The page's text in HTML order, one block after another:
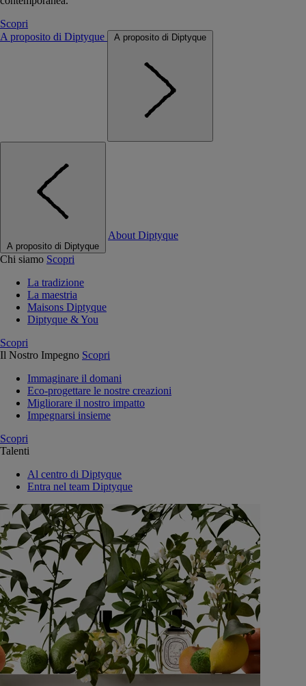
Scopri
A proposito di Diptyque
A proposito di Diptyque
A proposito di Diptyque
About Diptyque
Chi siamo Scopri
La tradizione
La maestria
Maisons Diptyque
Diptyque & You
Scopri
Il Nostro Impegno Scopri
Immaginare il domani
Eco-progettare le nostre creazioni
Migliorare il nostro impatto
Impegnarsi insieme
Scopri
Talenti
Al centro di Diptyque
Entra nel team Diptyque